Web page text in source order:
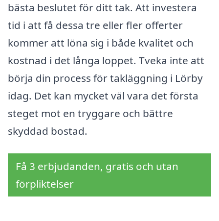
bästa beslutet för ditt tak. Att investera
tid i att få dessa tre eller fler offerter
kommer att löna sig i både kvalitet och
kostnad i det långa loppet. Tveka inte att
börja din process för takläggning i Lörby
idag. Det kan mycket väl vara det första
steget mot en tryggare och bättre
skyddad bostad.
Få 3 erbjudanden, gratis och utan
förpliktelser